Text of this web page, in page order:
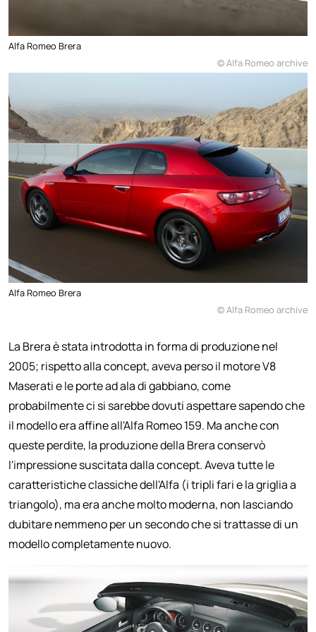
Alfa Romeo Brera
© Alfa Romeo archive
Alfa Romeo Brera
© Alfa Romeo archive
La Brera è stata introdotta in forma di produzione nel
2005; rispetto alla concept, aveva perso il motore V8
Maserati e le porte ad ala di gabbiano, come
probabilmente ci si sarebbe dovuti aspettare sapendo che
il modello era affine all'Alfa Romeo 159. Ma anche con
queste perdite, la produzione della Brera conservò
l'impressione suscitata dalla concept. Aveva tutte le
caratteristiche classiche dell'Alfa (i tripli fari e la griglia a
triangolo), ma era anche molto moderna, non lasciando
dubitare nemmeno per un secondo che si trattasse di un
modello completamente nuovo.